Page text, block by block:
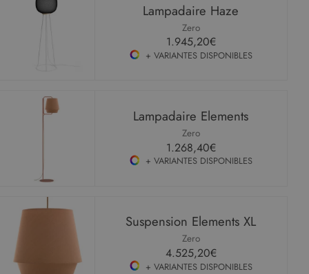
Lampadaire Haze
Zero
1.945,20€
+ VARIANTES DISPONIBLES
Lampadaire Elements
Zero
1.268,40€
+ VARIANTES DISPONIBLES
Suspension Elements XL
Zero
4.525,20€
+ VARIANTES DISPONIBLES